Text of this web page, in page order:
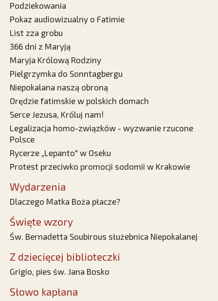
Podziekowania
Pokaz audiowizualny o Fatimie
List zza grobu
366 dni z Maryją
Maryja Królową Rodziny
Pielgrzymka do Sonntagbergu
Niepokalana naszą obroną
Orędzie fatimskie w polskich domach
Serce Jezusa, Króluj nam!
Legalizacja homo-związków - wyzwanie rzucone
Polsce
Rycerze „Lepanto" w Oseku
Protest przeciwko promocji sodomii w Krakowie
Wydarzenia
Dlaczego Matka Boża płacze?
Święte wzory
Św. Bernadetta Soubirous służebnica Niepokalanej
Z dziecięcej biblioteczki
Grigio, pies św. Jana Bosko
Słowo kapłana